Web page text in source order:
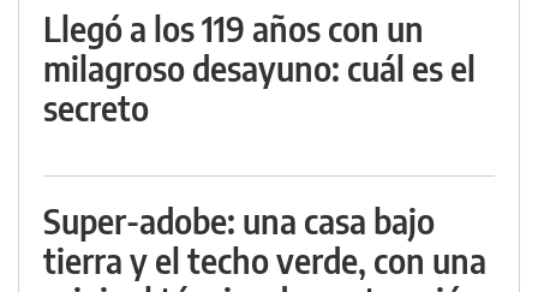
Llegó a los 119 años con un
milagroso desayuno: cuál es el
secreto
Super-adobe: una casa bajo
tierra y el techo verde, con una